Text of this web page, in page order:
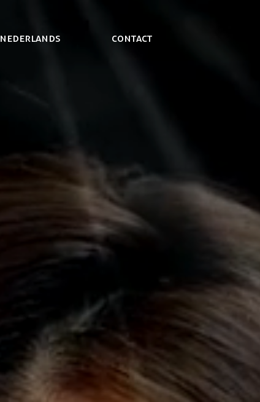
NEDERLANDS Contact